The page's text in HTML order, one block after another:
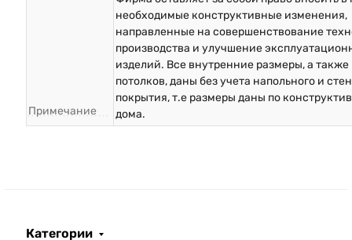
Примечание
необходимые конструктивные изменения,
направленные на совершенствование
производства и улучшение
изделий. Все внутренние размеры, а также
потолков, даны без учета напольного и
покрытия, т.е размеры даны по
дома.
Категории